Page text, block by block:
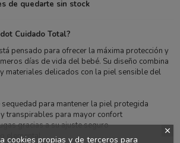
de quedarte sin stock
Cuidado Total?
pensado para ofrecer la máxima protección y
días de vida del bebé. Su diseño combina
materiales delicados con la piel sensible del
para mantener la piel protegida
transpirables para mayor confort
gracias a su ajuste seguro
elemental
cookies propias y de terceros para